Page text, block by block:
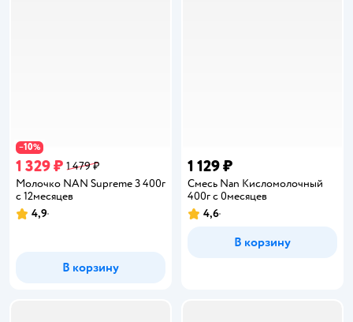
−10%
1 329 ₽ 1 479 ₽
Молочко NAN Supreme 3 400г
с 12месяцев
Рейтинг:
4,9
В корзину
1 129 ₽
Смесь Nan Кисломолочный
400г с 0месяцев
Рейтинг:
4,6
В корзину